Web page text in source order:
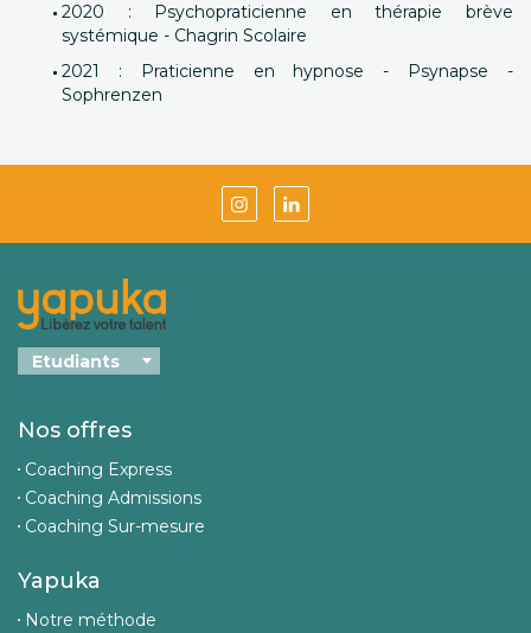
2020 : Psychopraticienne en thérapie brève
systémique - Chagrin Scolaire
2021 : Praticienne en hypnose - Psynapse -
Sophrenzen
Nos offres
Coaching Express
Coaching Admissions
Coaching Sur-mesure
Yapuka
Notre méthode